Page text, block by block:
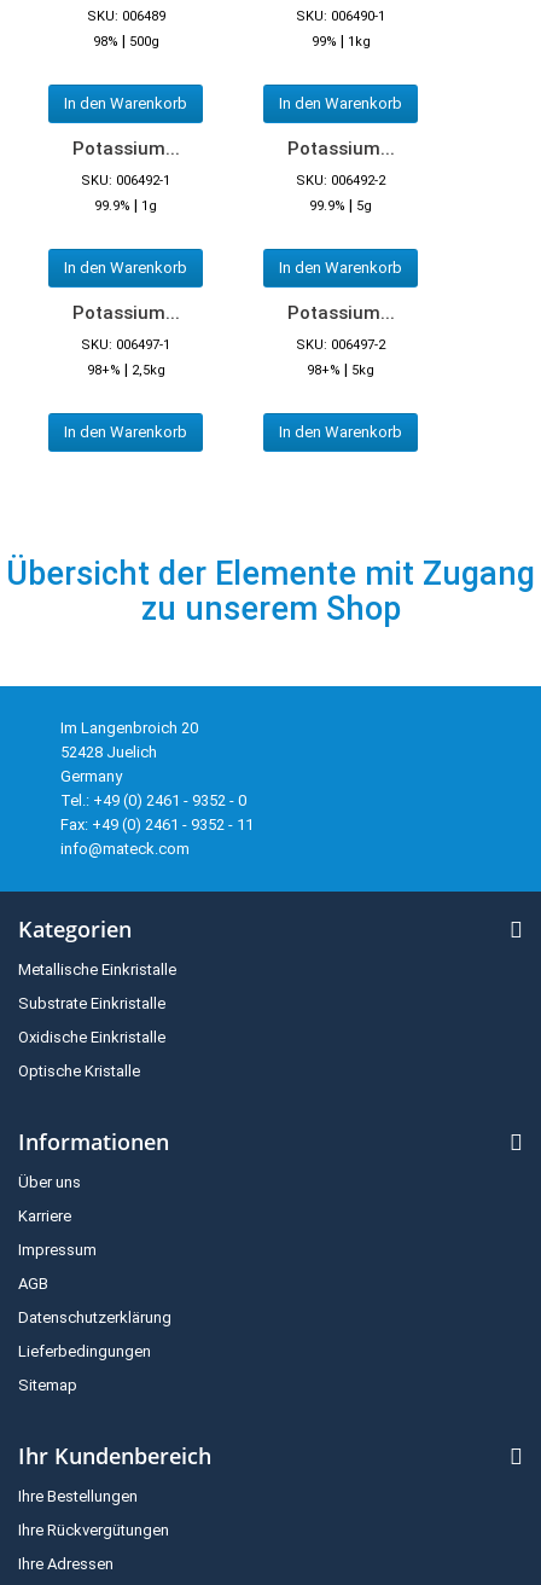
SKU: 006489
98% | 500g
In den Warenkorb
SKU: 006490-1
99% | 1kg
In den Warenkorb
Potassium...
SKU: 006492-1
99.9% | 1g
In den Warenkorb
Potassium...
SKU: 006492-2
99.9% | 5g
In den Warenkorb
Potassium...
SKU: 006497-1
98+% | 2,5kg
In den Warenkorb
Potassium...
SKU: 006497-2
98+% | 5kg
In den Warenkorb
Übersicht der Elemente mit Zugang
zu unserem Shop
Im Langenbroich 20
52428 Juelich
Germany
Tel.: +49 (0) 2461 - 9352 - 0
Fax: +49 (0) 2461 - 9352 - 11
info@mateck.com
Kategorien
Metallische Einkristalle
Substrate Einkristalle
Oxidische Einkristalle
Optische Kristalle
Informationen
Über uns
Karriere
Impressum
AGB
Datenschutzerklärung
Lieferbedingungen
Sitemap
Ihr Kundenbereich
Ihre Bestellungen
Ihre Rückvergütungen
Ihre Adressen